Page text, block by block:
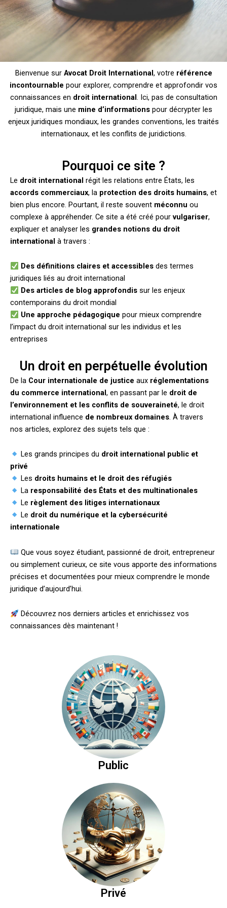
Bienvenue sur Avocat Droit International, votre référence
incontournable pour explorer, comprendre et approfondir vos
connaissances en droit international. Ici, pas de consultation
juridique, mais une mine d’informations pour décrypter les
enjeux juridiques mondiaux, les grandes conventions, les traités
internationaux, et les conflits de juridictions.
Pourquoi ce site ?
Le droit international régit les relations entre États, les
accords commerciaux, la protection des droits humains, et
bien plus encore. Pourtant, il reste souvent méconnu ou
complexe à appréhender. Ce site a été créé pour vulgariser,
expliquer et analyser les grandes notions du droit
international à travers :
Des définitions claires et accessiblesdes termes
juridiques liés au droit international
Des articles de blog approfondissur les enjeux
contemporains du droit mondial
Une approche pédagogique pour mieux comprendre
l’impact du droit international sur les individus et les
entreprises
Un droit en perpétuelle évolution
De la Cour internationale de justice aux réglementations
du commerce international, en passant par le droit de
l’environnement et les conflits de souveraineté, le droit
international influence de nombreux domaines . À travers
nos articles, explorez des sujets tels que :
Les grands principes du droit international public et
privé
Les droits humains et le droit des réfugiés
La responsabilité des États et des multinationales
Le règlement des litiges internationaux
Le droit du numérique et la cybersécurité
internationale
Que vous soyez étudiant, passionné de droit, entrepreneur
ou simplement curieux, ce site vous apporte des informations
précises et documentées pour mieux comprendre le monde
juridique d’aujourd’hui.
Découvrez nos derniers articles et enrichissez vos
connaissances dès maintenant !
Public
Privé